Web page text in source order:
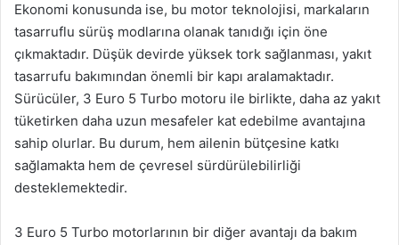
Ekonomi konusunda ise, bu motor teknolojisi, markaların
tasarruflu sürüş modlarına olanak tanıdığı için öne
çıkmaktadır. Düşük devirde yüksek tork sağlanması, yakıt
tasarrufu bakımından önemli bir kapı aralamaktadır.
Sürücüler, 3 Euro 5 Turbo motoru ile birlikte, daha az yakıt
tüketirken daha uzun mesafeler kat edebilme avantajına
sahip olurlar. Bu durum, hem ailenin bütçesine katkı
sağlamakta hem de çevresel sürdürülebilirliği
desteklemektedir.
3 Euro 5 Turbo motorlarının bir diğer avantajı da bakım